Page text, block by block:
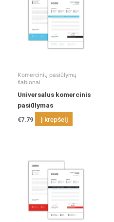
Komercinių pasiūlymų
šablonai
Universalus komercinis
pasiūlymas
€7.79 Į krepšelį